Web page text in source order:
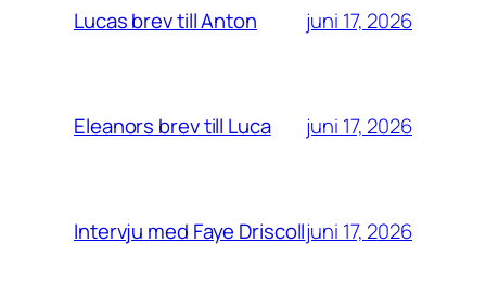
Lucas brev till Anton juni 17, 2026
Eleanors brev till Luca juni 17, 2026
Intervju med Faye Driscolljuni 17, 2026